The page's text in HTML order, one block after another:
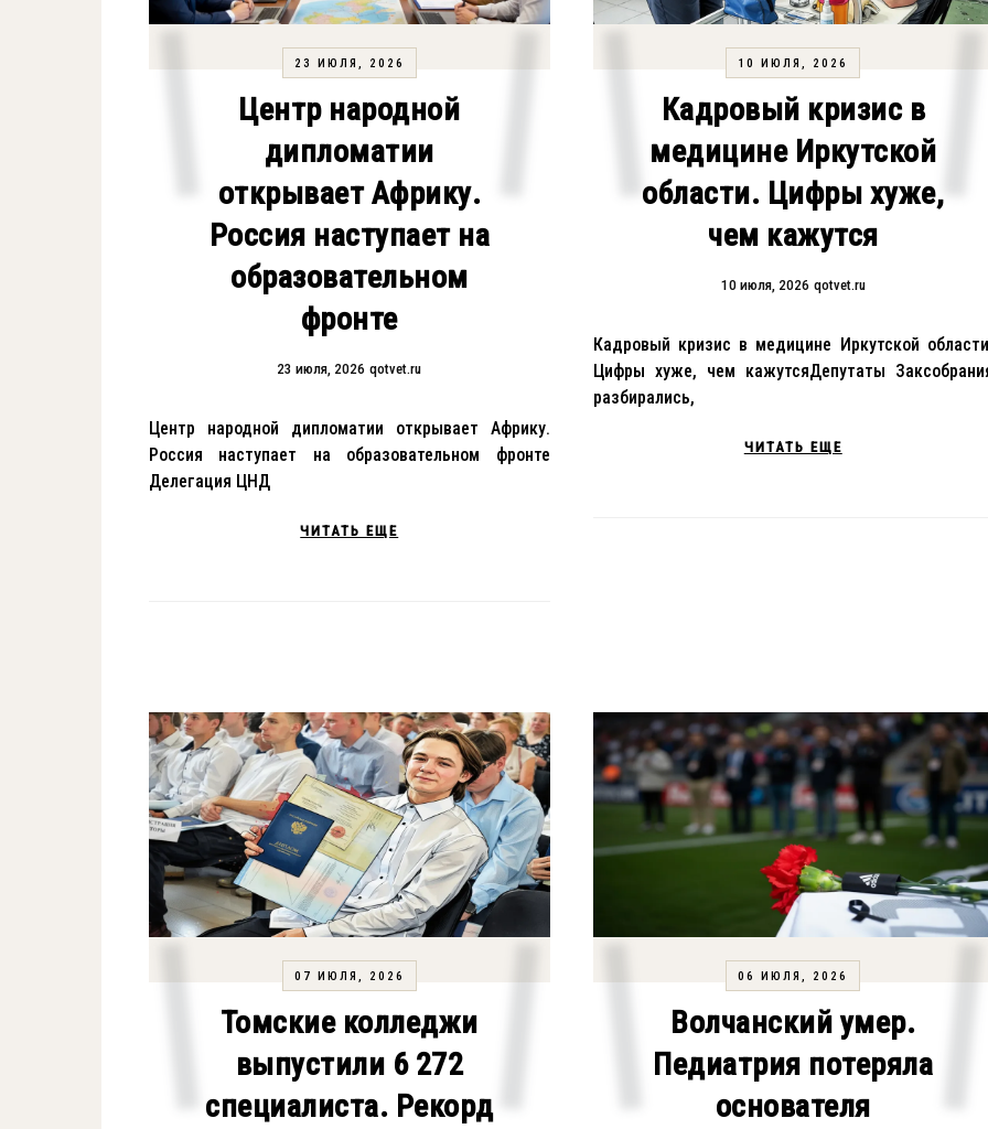
23 ИЮЛЯ, 2026
Центр народной
дипломатии
открывает Африку.
Россия наступает на
образовательном
фронте
23 июля, 2026 qotvet.ru
Центр народной дипломатии открывает Африку.
Россия наступает на образовательном фронте
Делегация ЦНД
ЧИТАТЬ ЕЩЕ
10 ИЮЛЯ, 2026
Кадровый кризис в
медицине Иркутской
области. Цифры хуже,
чем кажутся
10 июля, 2026 qotvet.ru
Кадровый кризис в медицине Иркутской
Цифры хуже, чем кажутсяДепутаты
разбирались,
ЧИТАТЬ ЕЩЕ
07 ИЮЛЯ, 2026
Томские колледжи
выпустили 6 272
специалиста. Рекорд
06 ИЮЛЯ, 2026
Волчанский умер.
Педиатрия потеряла
основателя